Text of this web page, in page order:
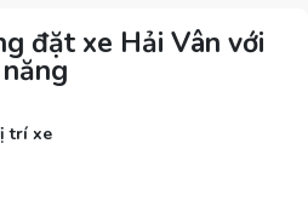
đặt xe Hải Vân với
trí xe